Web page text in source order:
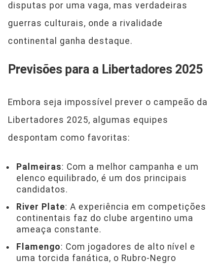
disputas por uma vaga, mas verdadeiras
guerras culturais, onde a rivalidade
continental ganha destaque.
Previsões para a Libertadores 2025
Embora seja impossível prever o campeão da
Libertadores 2025, algumas equipes
despontam como favoritas:
Palmeiras: Com a melhor campanha e um
elenco equilibrado, é um dos principais
candidatos.
River Plate: A experiência em competições
continentais faz do clube argentino uma
ameaça constante.
Flamengo: Com jogadores de alto nível e
uma torcida fanática, o Rubro-Negro